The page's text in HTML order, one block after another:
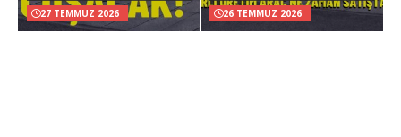
27 TEMMUZ 2026 26 TEMMUZ 2026